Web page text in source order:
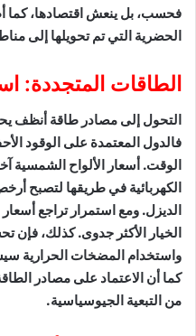
فحسب، بل ينعش اقتصادها، كما
الحضرية التي تم تحويلها إلى
الطاقات المتجددة:
التحول إلى مصادر طاقة أنظف
فالدول المعتمدة على الوقود
الوقت. أسعار الألواح الشمسية
الكهربائية في طريقها لتصبح
الديزل. ومع استمرار تراجع
الخيار الأكثر جدوى. كذلك، فإن
واستخدام المضخات الحرارية
كما أن الاعتماد على مصادر
من التبعية الجيوسياسية.